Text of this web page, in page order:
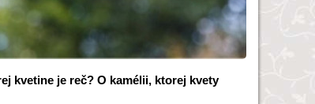
kvetine je reč? O kamélii, ktorej kvety